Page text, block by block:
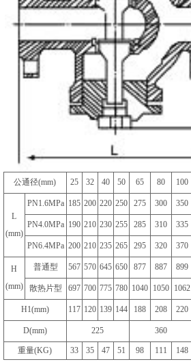
公通径(mm) 25 32 40 50 65 80 100
L
(mm)
PN1.6MPa 185 200 220 250 275 300 350
PN4.0MPa 190 210 230 255 285 310 335
PN6.4MPa 200 210 235 265 295 320 370
H
(mm)
普通型 567 570 645 650 877 887 899
散热片型 697 700 775 780 1040 1050 1062
H1(mm) 117 120 139 144 188 208 220
D(mm) 225 360
重量(KG) 33 35 47 51 98 111 148